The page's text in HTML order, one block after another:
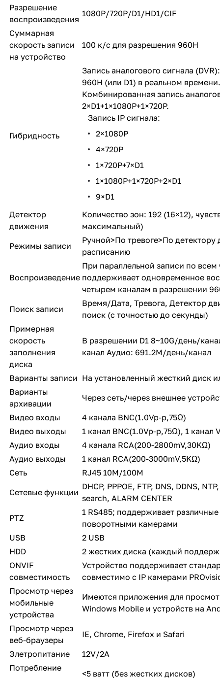
Разрешение
воспроизведения
1080P/720P/D1/HD1/CIF
Суммарная
скорость записи
на устройство
100 к/c для разрешения 960H
Гибридность
Запись аналогового сигнала
960H (или D1) в реальном времени.
Комбинированная запись
2×D1+1×1080P+1×720P.
Запись IP сигнала:
2×1080P
4×720P
1×720P+7×D1
1×1080P+1×720P+2×D1
9×D1
Детектор
движения
Количество зон: 192 (16×12),
максимальный)
Режимы записи
Ручной>По тревоге>По
расписанию
Воспроизведение
При параллельной записи по
поддерживает одновременное
четырем каналам в разрешении
Поиск записи
Время/Дата, Тревога, Детектор
поиск (с точностью до секунды)
Примерная
скорость
заполнения
диска
В разрешении D1 8~10G/день/
канал Аудио: 691.2M/день/канал
Варианты записи На установленный жесткий диск
Варианты
архивации
Через сеть/через внешнее
Видео входы
4 канала BNC(1.0Vp-p,75Ω)
Видео выходы
1 канал BNC(1.0Vp-p,75Ω), 1 канал
Аудио входы
4 канала RCA(200-2800mV,30KΩ)
Аудио выходы
1 канал RCA(200-3000mV,5KΩ)
Сеть
RJ45 10M/100M
Сетевые функции
DHCP, PPPOE, FTP, DNS, DDNS,
search, ALARM CENTER
PTZ
1 RS485; поддерживает
поворотными камерами
USB
2 USB
HDD
2 жестких диска (каждый
ONVIF
совместимость
Устройство поддерживает
совместимо с IP камерами
Просмотр через
мобильные
устройства
Имеются приложения для
Windows Mobile и устройств на
Просмотр через
веб-браузеры
IE, Chrome, Firefox и Safari
Элетропитание
12V/2A
Потребление
<5 ватт (без жестких дисков)